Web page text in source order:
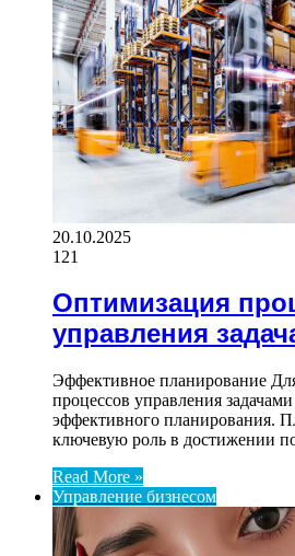
20.10.2025
121
Оптимизация
управления
Эффективное планирование
процессов управления
эффективного планирования.
ключевую роль в достижении
Read More »
Управление бизнесом